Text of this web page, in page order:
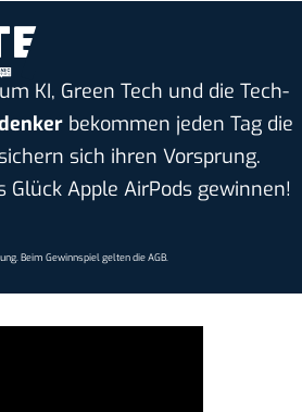
KI, Green Tech und die Tech-
bekommen jeden Tag die
sich ihren Vorsprung.
Apple AirPods gewinnen!
. Beim Gewinnspiel gelten dieAGB.